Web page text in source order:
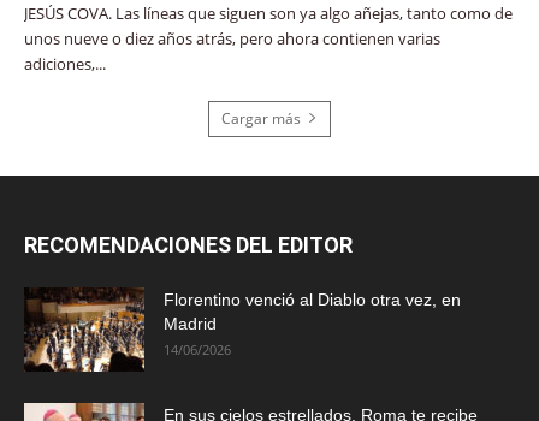
JESÚS COVA. Las líneas que siguen son ya algo añejas, tanto como de
unos nueve o diez años atrás, pero ahora contienen varias
adiciones,...
Cargar más
RECOMENDACIONES DEL EDITOR
Florentino venció al Diablo otra vez, en
Madrid
14/06/2026
En sus cielos estrellados, Roma te recibe